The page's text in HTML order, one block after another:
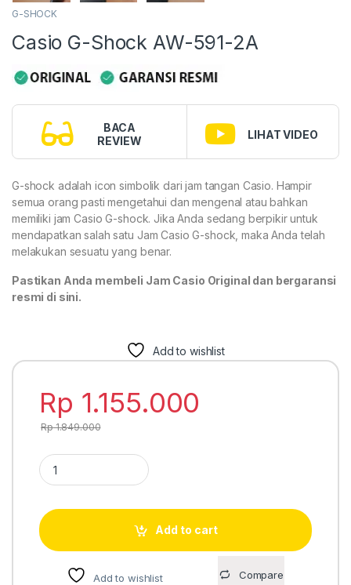
G-SHOCK
Casio G-Shock AW-591-2A
BACA
REVIEW
LIHAT VIDEO
G-shock adalah icon simbolik dari jam tangan Casio. Hampir
semua orang pasti mengetahui dan mengenal atau bahkan
memiliki jam Casio G-shock. Jika Anda sedang berpikir untuk
mendapatkan salah satu Jam Casio G-shock, maka Anda telah
melakukan sesuatu yang benar.
Pastikan Anda membeli Jam Casio Original dan bergaransi
resmi di sini.
Add to wishlist
Rp 1.155.000
Rp1.849.000
Casio G-Shock AW-591-2A quantity
Add to cart
Add to wishlist Compare